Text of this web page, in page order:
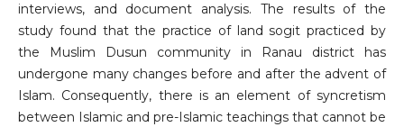
interviews, and document analysis. The results of the
study found that the practice of land sogit practiced by
the Muslim Dusun community in Ranau district has
undergone many changes before and after the advent of
Islam. Consequently, there is an element of syncretism
between Islamic and pre-Islamic teachings that cannot be